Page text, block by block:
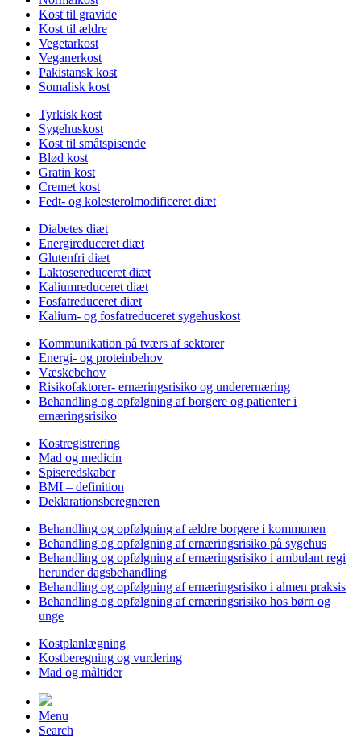
Kost til gravide
Kost til ældre
Vegetarkost
Veganerkost
Pakistansk kost
Somalisk kost
Tyrkisk kost
Sygehuskost
Kost til småtspisende
Blød kost
Gratin kost
Cremet kost
Fedt- og kolesterolmodificeret diæt
Diabetes diæt
Energireduceret diæt
Glutenfri diæt
Laktosereduceret diæt
Kaliumreduceret diæt
Fosfatreduceret diæt
Kalium- og fosfatreduceret sygehuskost
Kommunikation på tværs af sektorer
Energi- og proteinbehov
Væskebehov
Risikofaktorer- ernæringsrisiko og underernæring
Behandling og opfølgning af borgere og patienter i
ernæringsrisiko
Kostregistrering
Mad og medicin
Spiseredskaber
BMI – definition
Deklarationsberegneren
Behandling og opfølgning af ældre borgere i kommunen
Behandling og opfølgning af ernæringsrisiko på sygehus
Behandling og opfølgning af ernæringsrisiko i ambulant regi
herunder dagsbehandling
Behandling og opfølgning af ernæringsrisiko i almen praksis
Behandling og opfølgning af ernæringsrisiko hos børn og
unge
Kostplanlægning
Kostberegning og vurdering
Mad og måltider
Menu
Search